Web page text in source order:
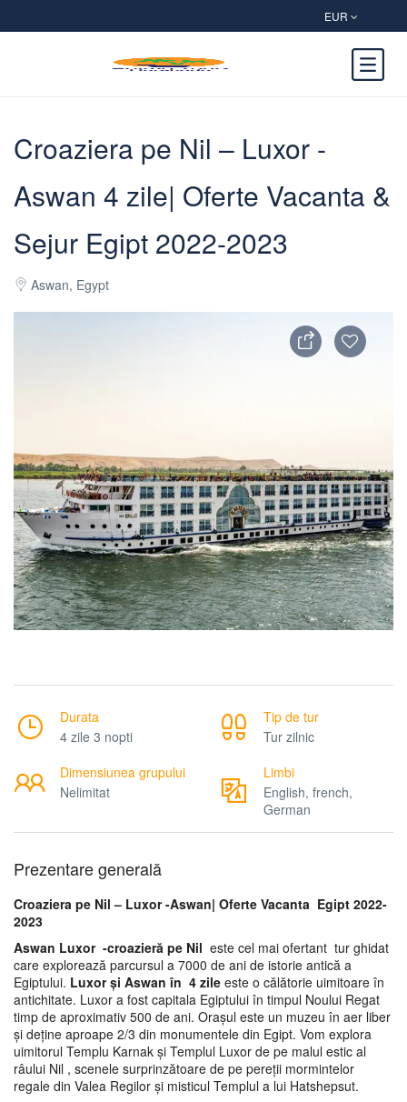
EUR
Croaziera pe Nil – Luxor -
Aswan 4 zile| Oferte Vacanta &
Sejur Egipt 2022-2023
Aswan, Egypt
Durata
4 zile 3 nopti
Tip de tur
Tur zilnic
Dimensiunea grupului
Nelimitat
Limbi
English, french,
German
Prezentare generală
Croaziera pe Nil – Luxor -Aswan| Oferte Vacanta Egipt 2022-
2023
Aswan Luxor -croazieră pe Nil este cel mai ofertant tur ghidat
care explorează parcursul a 7000 de ani de istorie antică a
Egiptului. Luxor și Aswan în 4 zile este o călătorie uimitoare în
antichitate. Luxor a fost capitala Egiptului în timpul Noului Regat
timp de aproximativ 500 de ani. Orașul este un muzeu în aer liber
și deține aproape 2/3 din monumentele din Egipt. Vom explora
uimitorul Templu Karnak și Templul Luxor de pe malul estic al
râului Nil , scenele surprinzătoare de pe pereții mormintelor
regale din Valea Regilor și misticul Templul a lui Hatshepsut.